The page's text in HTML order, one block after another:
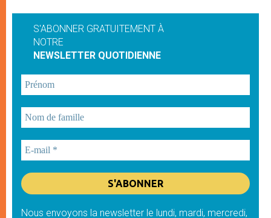
S'ABONNER GRATUITEMENT À
NOTRE
NEWSLETTER QUOTIDIENNE
Nous envoyons la newsletter le lundi, mardi, mercredi,